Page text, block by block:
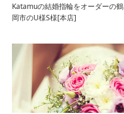
Katamuの結婚指輪をオーダーの鶴
岡市のU様S様[本店]